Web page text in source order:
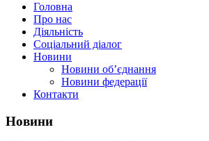
Головна
Про нас
Діяльність
Соціальний діалог
Новини
Новини об’єднання
Новини федерації
Контакти
Новини